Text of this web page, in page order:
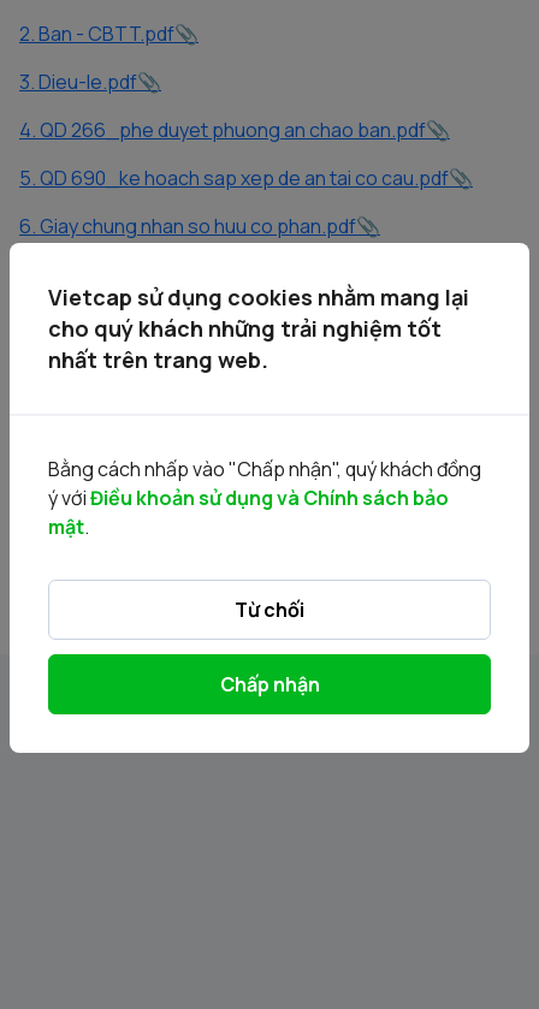
2. Ban - CBTT.pdf
3. Dieu-le.pdf
4. QD 266_phe duyet phuong an chao ban.pdf
5. QD 690_ke hoach sap xep de an tai co cau.pdf
6. Giay chung nhan so huu co phan.pdf
8. CV 1787_SCIC gui HNX ban co phan VIW.pdf
9. Nghi quyet dhdcd 2025.pdf
11. BCTC_2024.pdf
12. BCTC rieng ban nien 2025.pdf
Vietcap sử dụng cookies nhằm mang lại
cho quý khách những trải nghiệm tốt
nhất trên trang web.
Bằng cách nhấp vào "Chấp nhận", quý khách đồng
ý vớiĐiều khoản sử dụng và Chính sách bảo
mật.
Từ chối
Chấp nhận